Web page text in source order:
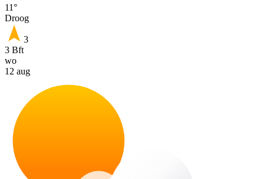
11°
Droog
3
3 Bft
wo
12 aug